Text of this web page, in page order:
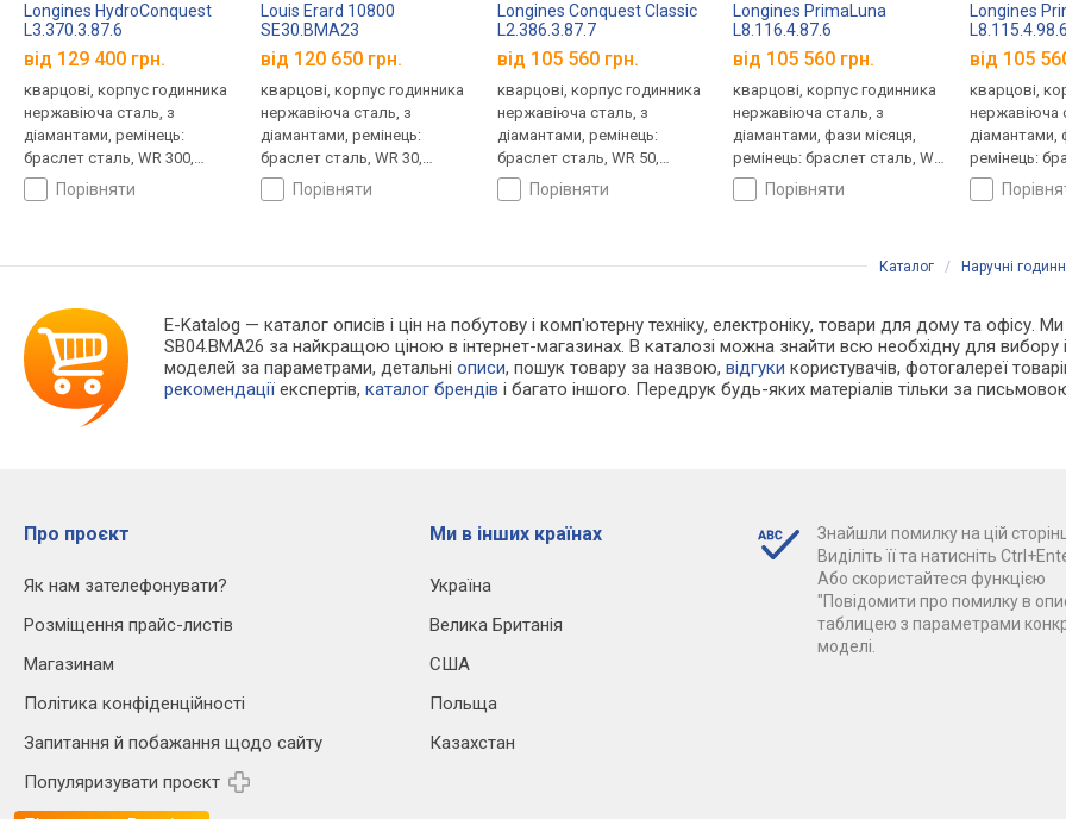
Longines HydroConquest
L3.370.3.87.6
від 129 400 грн.
кварцові, корпус годинника
нержавіюча сталь, з
діамантами, ремінець:
браслет сталь, WR 300,
Швейцаріяпорівняти
Louis Erard 10800
SE30.BMA23
від 120 650 грн.
кварцові, корпус годинника
нержавіюча сталь, з
діамантами, ремінець:
браслет сталь, WR 30,
Швейцаріяпорівняти
Longines Conquest Classic
L2.386.3.87.7
від 105 560 грн.
кварцові, корпус годинника
нержавіюча сталь, з
діамантами, ремінець:
браслет сталь, WR 50,
Швейцаріяпорівняти
Longines PrimaLuna
L8.116.4.87.6
від 105 560 грн.
кварцові, корпус годинника
нержавіюча сталь, з
діамантами, фази місяця,
ремінець: браслет сталь, WR
30, Швейцарія
порівняти
Longines
від 105
кварцові,
нержавіюча
діамантами,
ремінець:
30,
Каталог / Наручні
E-Katalog — каталог описів і цін на побутову і комп'ютерну техніку, електроніку, товари для дому та офісу.
SB04.BMA26 за найкращою ціною в інтернет-магазинах. В каталозі можна знайти всю необхідну для
моделей за параметрами, детальніописи, пошук товару за назвою,відгуки користувачів, фотогалереї
рекомендації експертів,каталог брендів і багато іншого. Передрук будь-яких матеріалів тільки за
Про проєкт
Як нам зателефонувати?
Розміщення прайс-листів
Магазинам
Політика конфіденційності
Запитання й побажання щодо сайту
Популяризувати проєкт
Ми в інших країнах
Україна
Велика Британія
США
Польща
Казахстан
Знайшли помилку на цій
Виділіть її та натисніть
Або скористайтеся функцією
"Повідомити про помилку в
таблицею з параметрами
моделі.